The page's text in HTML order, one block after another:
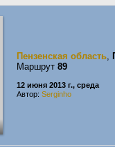
Пензенская область,
Маршрут 89
12 июня 2013 г., среда
Автор: Serginho